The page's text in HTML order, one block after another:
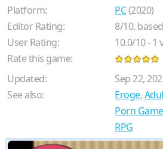
Platform:
PC(2020)
Editor Rating:
8/10,
User Rating:
10.0/10-1
Rate this game:
Updated:
Sep 22,
See also:
Eroge,
Porn
RPG